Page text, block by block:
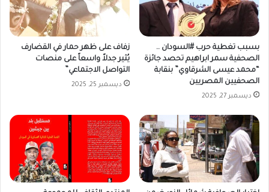
بسبب تغطية حرب #السودان ..
الصحفية سمر ابراهيم تحصد جائزة
“محمد عيسى الشرقاوي” بنقابة
الصحفيين المصريين
ديسمبر 27, 2025
زفاف على ظهر حمار في القضارف
يُثير جدلاً واسعاً على منصات
التواصل الاجتماعي”
ديسمبر 25, 2025